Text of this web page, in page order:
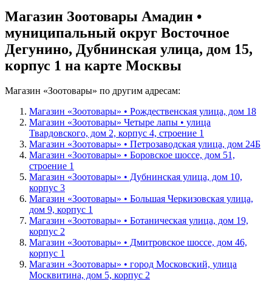
Магазин Зоотовары Амадин •
муниципальный округ Восточное
Дегунино, Дубнинская улица, дом 15,
корпус 1 на карте Москвы
Магазин «Зоотовары» по другим адресам:
Магазин «Зоотовары» • Рождественская улица, дом 18
Магазин «Зоотовары» Четыре лапы • улица
Твардовского, дом 2, корпус 4, строение 1
Магазин «Зоотовары» • Петрозаводская улица, дом 24Б
Магазин «Зоотовары» • Боровское шоссе, дом 51,
строение 1
Магазин «Зоотовары» • Дубнинская улица, дом 10,
корпус 3
Магазин «Зоотовары» • Большая Черкизовская улица,
дом 9, корпус 1
Магазин «Зоотовары» • Ботаническая улица, дом 19,
корпус 2
Магазин «Зоотовары» • Дмитровское шоссе, дом 46,
корпус 1
Магазин «Зоотовары» • город Московский, улица
Москвитина, дом 5, корпус 2